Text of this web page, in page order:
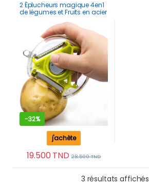
2 Éplucheurs magique 4en1
de légumes et Fruits en acier
-32%
19.500TND 28.500TND
j'achète
3 résultats affichés